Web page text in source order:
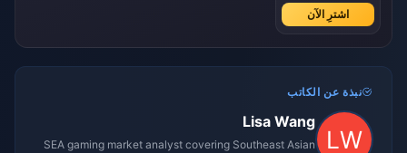
اشترِ الآن
نبذة عن الكاتب
Lisa Wang
SEA gaming market analyst covering Southeast Asian